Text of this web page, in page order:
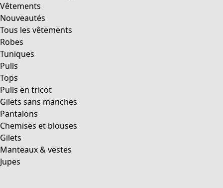
Vêtements
Nouveautés
Tous les vêtements
Robes
Tuniques
Pulls
Tops
Pulls en tricot
Gilets sans manches
Pantalons
Chemises et blouses
Gilets
Manteaux & vestes
Jupes